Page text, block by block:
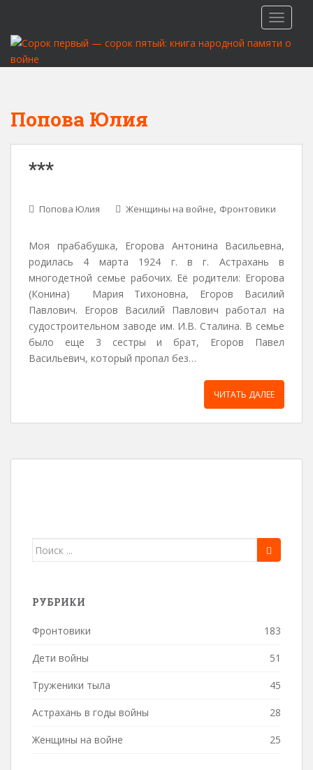
t
Попова Юлия
***
Попова Юлия Женщины на войне, Фронтовики
Моя прабабушка, Егорова Антонина Васильевна,
родилась 4 марта 1924 г. в г. Астрахань в
многодетной семье рабочих. Её родители: Егорова
(Конина) Мария Тихоновна, Егоров Василий
Павлович. Егоров Василий Павлович работал на
судостроительном заводе им. И.В. Сталина. В семье
было еще 3 сестры и брат, Егоров Павел
Васильевич, который пропал без…
ЧИТАТЬ ДАЛЕЕ
Поиск
РУБРИКИ
Фронтовики 183
Дети войны 51
Труженики тыла 45
Астрахань в годы войны 28
Женщины на войне 25